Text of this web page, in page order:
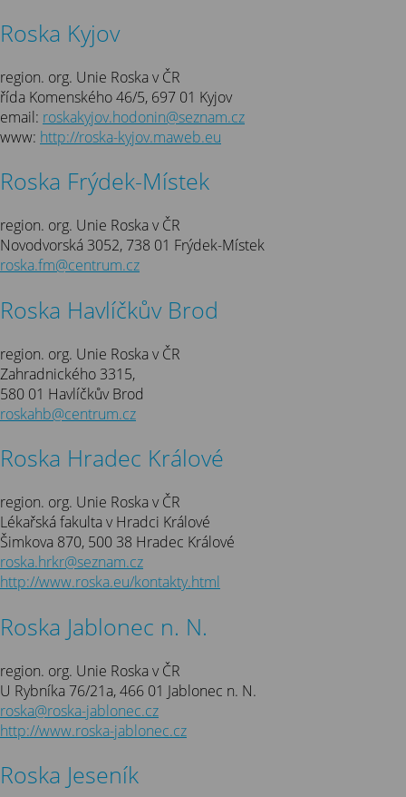
Roska Kyjov
region. org. Unie Roska v ČR
řída Komenského 46/5, 697 01 Kyjov
email: roskakyjov.hodonin@seznam.cz
www: http://roska-kyjov.maweb.eu
Roska Frýdek-Místek
region. org. Unie Roska v ČR
Novodvorská 3052, 738 01 Frýdek-Místek
roska.fm@centrum.cz
Roska Havlíčkův Brod
region. org. Unie Roska v ČR
Zahradnického 3315,
580 01 Havlíčkův Brod
roskahb@centrum.cz
Roska Hradec Králové
region. org. Unie Roska v ČR
Lékařská fakulta v Hradci Králové
Šimkova 870, 500 38 Hradec Králové
roska.hrkr@seznam.cz
http://www.roska.eu/kontakty.html
Roska Jablonec n. N.
region. org. Unie Roska v ČR
U Rybníka 76/21a, 466 01 Jablonec n. N.
roska@roska-jablonec.cz
http://www.roska-jablonec.cz
Roska Jeseník